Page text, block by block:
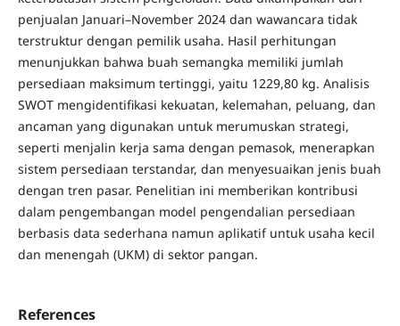
penjualan Januari–November 2024 dan wawancara tidak
terstruktur dengan pemilik usaha. Hasil perhitungan
menunjukkan bahwa buah semangka memiliki jumlah
persediaan maksimum tertinggi, yaitu 1229,80 kg. Analisis
SWOT mengidentifikasi kekuatan, kelemahan, peluang, dan
ancaman yang digunakan untuk merumuskan strategi,
seperti menjalin kerja sama dengan pemasok, menerapkan
sistem persediaan terstandar, dan menyesuaikan jenis buah
dengan tren pasar. Penelitian ini memberikan kontribusi
dalam pengembangan model pengendalian persediaan
berbasis data sederhana namun aplikatif untuk usaha kecil
dan menengah (UKM) di sektor pangan.
References